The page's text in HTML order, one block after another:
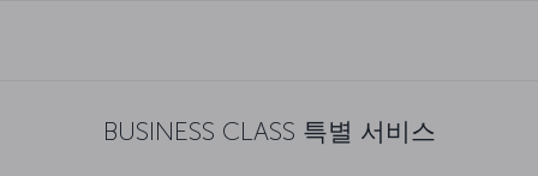
BUSINESS CLASS 특별 서비스